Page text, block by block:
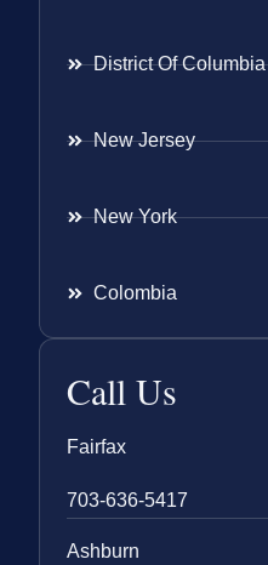
District Of Columbia
New Jersey
New York
Colombia
Call Us
Fairfax
703-636-5417
Ashburn